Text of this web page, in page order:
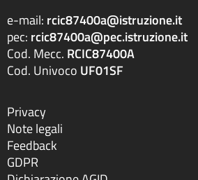
e-mail: rcic87400a@istruzione.it
pec: rcic87400a@pec.istruzione.it
Cod. Mecc. RCIC87400A
Cod. Univoco UF01SF
Privacy
Note legali
Feedback
GDPR